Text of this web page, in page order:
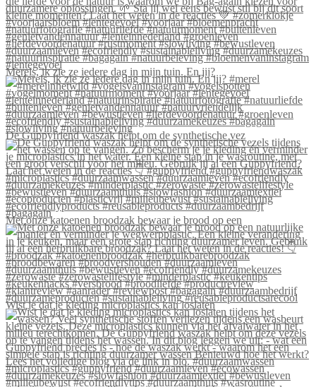
Merels, ik zie ze iedere dag in mijn tuin. En jij?
De Guppyfriend waszak helpt om de synthetische vez
Met onze katoenen broodzak bewaar je brood op een
Wist je dat je kleding microplastics kan loslaten